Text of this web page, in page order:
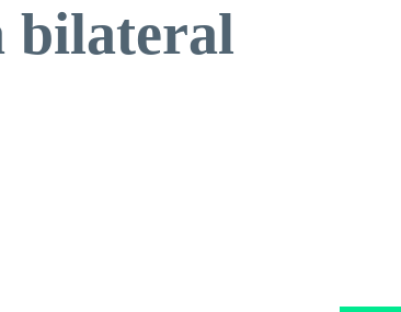
bilateral